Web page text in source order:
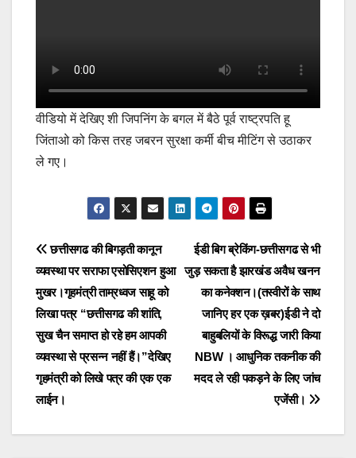
वीडियो में देखिए शी जिपनिंग के बगल में बैठे पूर्व राष्ट्रपति हू
जिंताओ को किस तरह जबरन सुरक्षा कर्मी बीच मीटिंग से उठाकर
ले गए।
Post
navigation
ईडी बिग ब्रेकिंग-छत्तीसगढ से भी
जुड़ सकता है झारखंड अवैध खनन
का कनेक्शन।(तस्वीरों के साथ
जानिए हर एक ख़बर)ईडी ने दो
बाहुबलियों के विरूद्ध जारी किया
NBW । आधुनिक तकनीक की
मदद ले रही पकड़ने के लिए जांच
एजेंसी।
छत्तीसगढ की बिगड़ती कानून
व्यवस्था पर सराफा एसोसिएशन हुआ
मुखर।गृहमंत्री ताम्रध्वज साहू को
लिखा पत्र “छत्तीसगढ की शांति,
सुख चैन समाप्त हो रहे हम आपकी
व्यवस्था से प्रसन्न नहीं हैं।”देखिए
गृहमंत्री को लिखे पत्र की एक एक
लाईन।